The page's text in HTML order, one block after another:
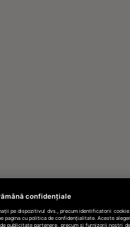
confidențiale
pe dispozitivul dvs., precum identificatorii
pagina cu politica de confidențialitate. Aceste
publicitate partenere, precum si furnizorii nostri